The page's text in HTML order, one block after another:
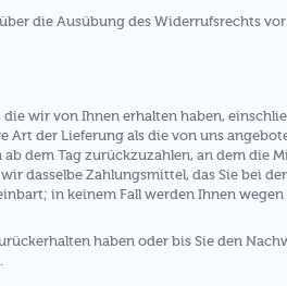
die Ausübung des Widerrufsrechts
wir von Ihnen erhalten haben,
Art der Lieferung als die von uns
dem Tag zurückzuzahlen, an dem die
dasselbe Zahlungsmittel, das Sie bei
in keinem Fall werden Ihnen
haben oder bis Sie den